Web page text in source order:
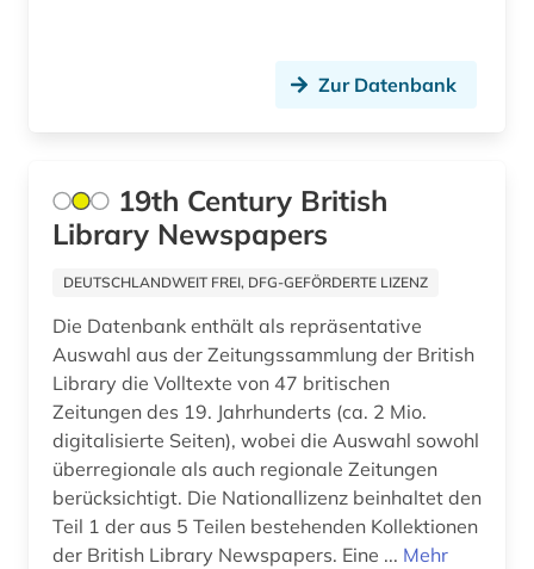
artik (1)
artikel (1)
asch (1)
asean (1)
asien (6)
asienforschung (2)
asienkunde (1)
Zur Datenbank
19th Century British
Library Newspapers
DEUTSCHLANDWEIT FREI, DFG-GEFÖRDERTE LIZENZ
Die Datenbank enthält als repräsentative
Auswahl aus der Zeitungssammlung der British
Library die Volltexte von 47 britischen
Zeitungen des 19. Jahrhunderts (ca. 2 Mio.
digitalisierte Seiten), wobei die Auswahl sowohl
überregionale als auch regionale Zeitungen
berücksichtigt. Die Nationallizenz beinhaltet den
Teil 1 der aus 5 Teilen bestehenden Kollektionen
der British Library Newspapers. Eine ... Mehr